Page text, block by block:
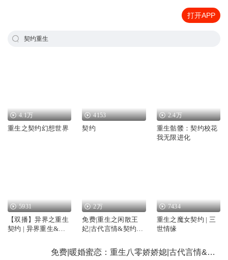
打开APP
契约重生
4.1万
重生之契约幻想世界
4153
契约
2.4万
重生骷髅：契约校花
我无限进化
5931
【双播】异界之重生
契约 | 异界重生&逆
2万
免费|重生之闲散王
妃|古代言情&契约&
7434
重生之魔女契约 | 三
世情缘
免费|暖婚蜜恋：重生八零娇娇媳|古代言情&契约&重生